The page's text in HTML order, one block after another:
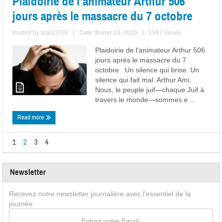
jours après le massacre du 7 octobre
Posted byalain0708 Date: février 24, 2025 1987 Views
Plaidoirie de l'animateur Arthur 506
jours après le massacre du 7
octobre Un silence qui brise. Un
silence qui fait mal. Arthur Ami,
Nous, le peuple juif—chaque Juif à
travers le monde—sommes e ...
Read more
1 2 3 4
Newsletter
Recevez notre newsletter journalière avec l'essentiel de la
journée